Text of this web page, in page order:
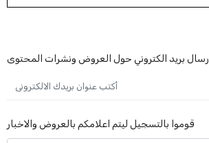
ارسال بريد الكتروني حول العروض ونشرات المحتوى
قوموا بالتسجيل ليتم اعلامكم بالعروض والاخبار